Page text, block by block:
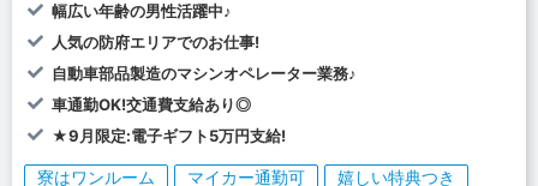
幅広い年齢の男性活躍中♪
人気の防府エリアでのお仕事!
自動車部品製造のマシンオペレーター業務♪
車通勤OK!交通費支給あり◎
★9月限定:電子ギフト5万円支給!
寮はワンルーム マイカー通勤可 嬉しい特典つき